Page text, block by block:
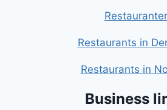
Restauranter
Restaurants in
Restaurants in
Business